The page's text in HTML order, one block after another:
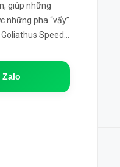
giúp những
những pha “vẩy”
Speed
Zalo